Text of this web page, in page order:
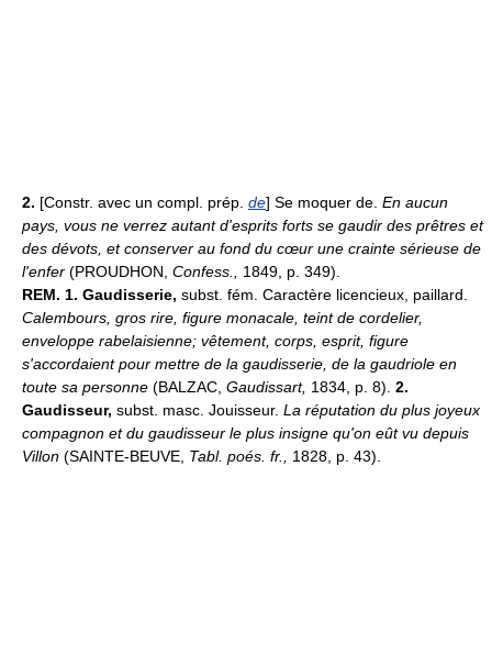
2. [Constr. avec un compl. prép. de] Se moquer de. En aucun
pays, vous ne verrez autant d'esprits forts se gaudir des prêtres et
des dévots, et conserver au fond du cœur une crainte sérieuse de
l'enfer (PROUDHON, Confess., 1849, p. 349).
REM. 1. Gaudisserie, subst. fém. Caractère licencieux, paillard.
Calembours, gros rire, figure monacale, teint de cordelier,
enveloppe rabelaisienne; vêtement, corps, esprit, figure
s'accordaient pour mettre de la gaudisserie, de la gaudriole en
toute sa personne (BALZAC, Gaudissart, 1834, p. 8). 2.
Gaudisseur, subst. masc. Jouisseur. La réputation du plus joyeux
compagnon et du gaudisseur le plus insigne qu'on eût vu depuis
Villon (SAINTE-BEUVE, Tabl. poés. fr., 1828, p. 43).